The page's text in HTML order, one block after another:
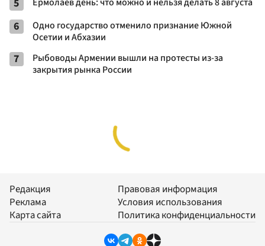
5
6
Одно государство отменило признание Южной
Осетии и Абхазии
7
Рыбоводы Армении вышли на протесты из-за
закрытия рынка России
Редакция
Реклама
Карта сайта
Правовая информация
Условия использования
Политика конфиденциальности